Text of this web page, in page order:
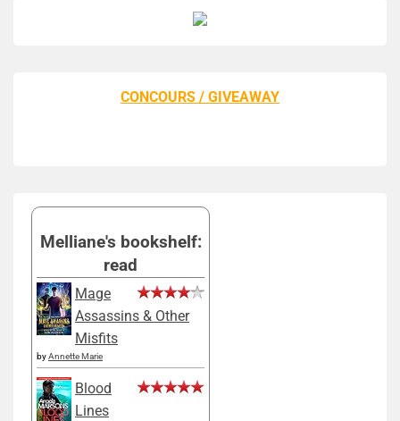
CONCOURS / GIVEAWAY
Melliane's bookshelf:
read
Mage
Assassins & Other
Misfits
byAnnette Marie
Blood
Lines